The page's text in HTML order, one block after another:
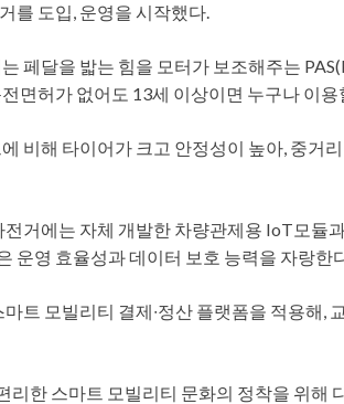
를 도입, 운영을 시작했다.
페달을 밟는 힘을 모터가 보조해주는
면허가 없어도 13세 이상이면 누구나 이용
비해 타이어가 크고 안정성이 높아, 중거
전거에는 자체 개발한 차량관제용 IoT모듈
운영 효율성과 데이터 보호 능력을 자랑한
트 모빌리티 결제∙정산 플랫폼을 적용해,
리한 스마트 모빌리티 문화의 정착을 위해